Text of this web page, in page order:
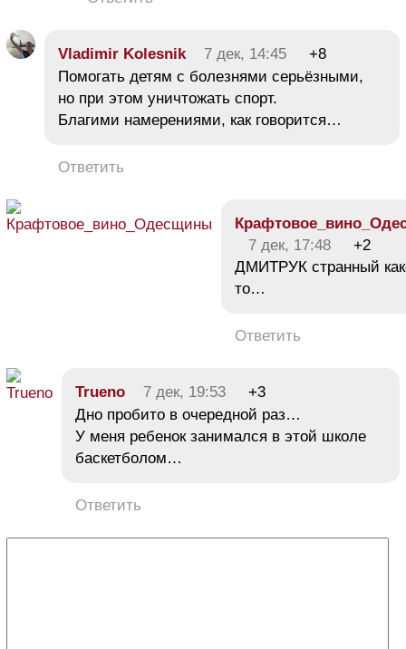
Vladimir Kolesnik 7 дек, 14:45
+8
Помогать детям с болезнями серьёзными,
но при этом уничтожать спорт.
Благими намерениями, как говорится…
Ответить
7 дек, 17:48
+2
ДМИТРУК странный
то…
Ответить
Trueno 7 дек, 19:53
+3
Дно пробито в очередной раз…
У меня ребенок занимался в этой школе
баскетболом…
Ответить